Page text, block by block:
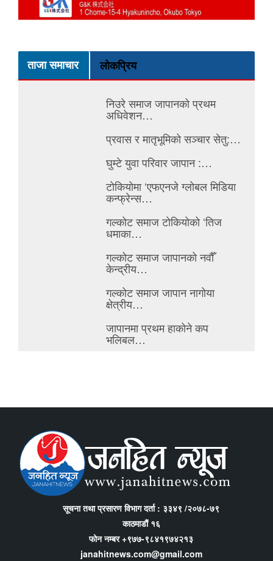
ताजा समाचार लोकप्रिय
निउरे समाज जापानको प्रथम
अधिवेशन…
प्रवास र मातृभूमिको सञ्चार सेतु:…
घुम्टे युवा परिवार जापान :…
टोकियोमा ‘एफएनजे ग्लोबल मिडिया
कन्फ्रेन्स…
गल्कोट समाज टोकियोको ‘तिज
धमाका…
गल्कोट समाज जापानको नवौँ
केन्द्रीय…
गल्कोट समाज जापान नागोया
क्षेत्रीय…
जापानमा प्रथम हाकोने कप
भलिबल…
सूचना तथा प्रसारण विभाग दर्ता : ३३४९ /२०७८-७९
काठमाडौं १६
फोन नम्बर +९७७-९८४१९७४२१३
janahitnews.com@gmail.com